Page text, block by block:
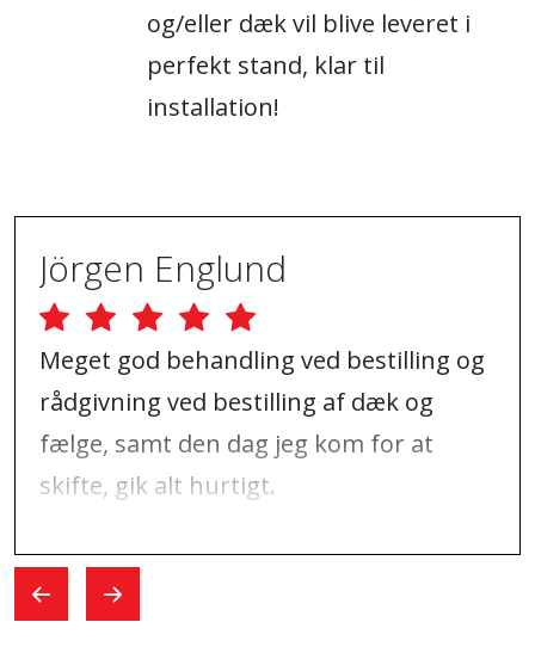
og/eller dæk vil blive leveret i
perfekt stand, klar til
installation!
Jörgen Englund
Meget god behandling ved bestilling og
rådgivning ved bestilling af dæk og
fælge, samt den dag jeg kom for at
skifte, gik alt hurtigt.